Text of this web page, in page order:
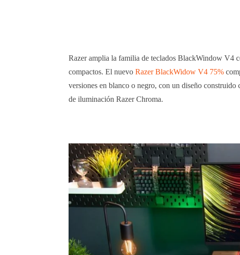
Razer amplia la familia de teclados BlackWindow V4
compactos. El nuevo Razer BlackWidow V4 75%
versiones en blanco o negro, con un diseño
de iluminación Razer Chroma.